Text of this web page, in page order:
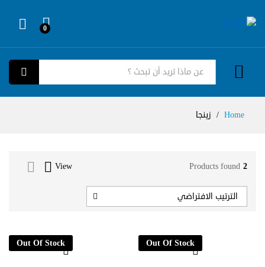
0
كل الفئات
بحث
Home
/ زينجا
2
Products found
View
الترتيب الافتراضي
Out Of Stock Out Of Stock